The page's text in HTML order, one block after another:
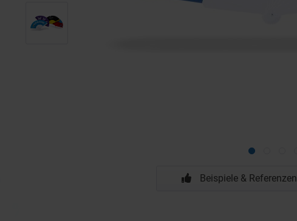
Beispiele & Referenzen